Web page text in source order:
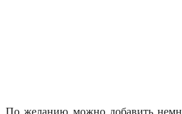
По желанию можно добавить